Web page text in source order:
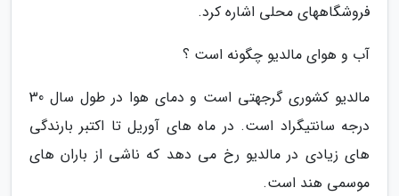
فروشگاههای محلی اشاره کرد.
آب و هوای مالدیو چگونه است ؟
مالدیو کشوری گرجهتی است و دمای هوا در طول سال 30
درجه سانتیگراد است. در ماه های آوریل تا اکتبر بارندگی
های زیادی در مالدیو رخ می دهد که ناشی از باران های
موسمی هند است.